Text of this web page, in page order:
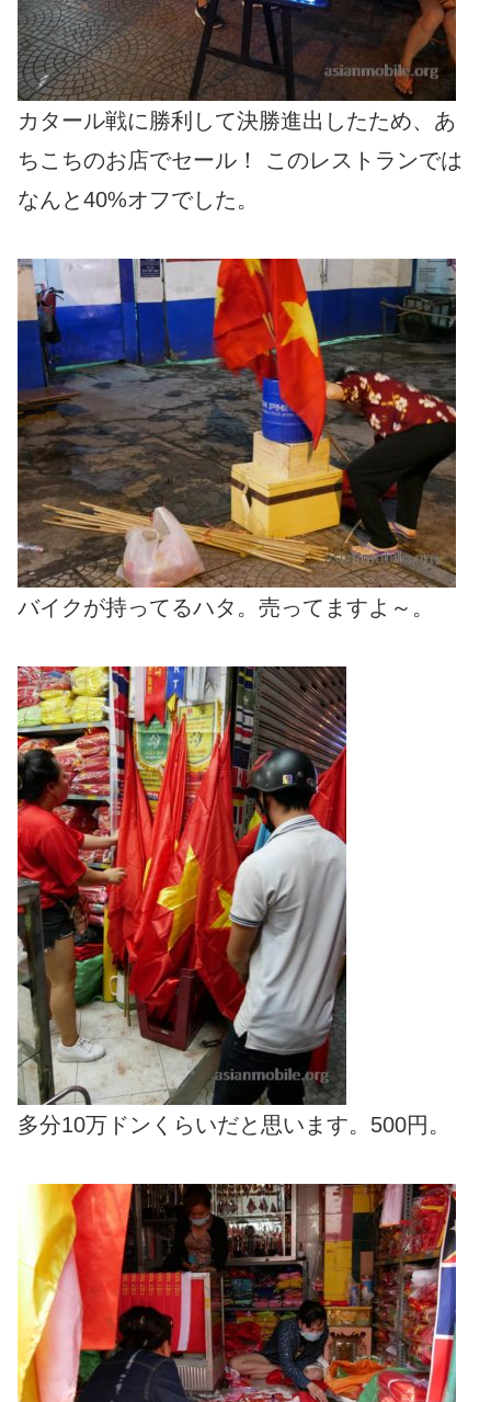
カタール戦に勝利して決勝進出したため、あ
ちこちのお店でセール！ このレストランでは
なんと40%オフでした。
バイクが持ってるハタ。売ってますよ～。
多分10万ドンくらいだと思います。500円。